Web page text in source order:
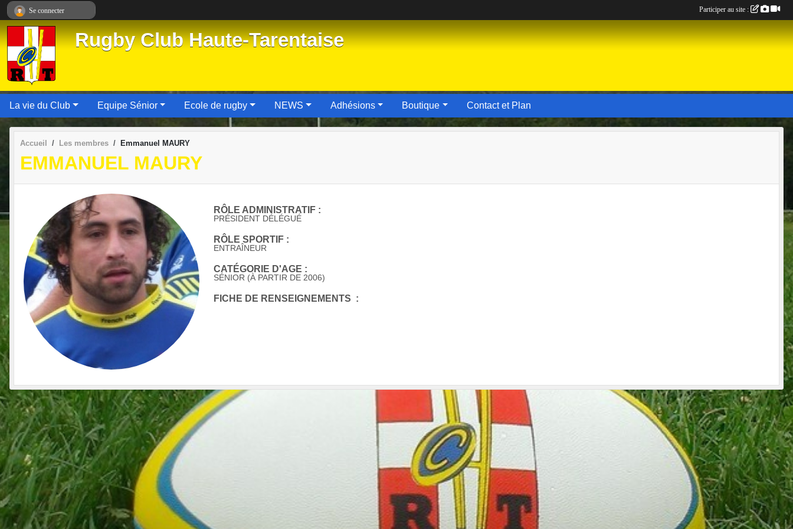
Rugby Club Haute-Tarentaise
La vie du Club Equipe Sénior Ecole de rugby NEWS Adhésions Boutique Contact et Plan
Accueil Les membres Emmanuel MAURY
EMMANUEL MAURY
RÔLE ADMINISTRATIF :
PRÉSIDENT DÉLÉGUÉ
RÔLE SPORTIF :
ENTRAÎNEUR
CATÉGORIE D'AGE :
SÉNIOR (À PARTIR DE 2006)
FICHE DE RENSEIGNEMENTS :
Se connecter Participer au site :
Panneau de gestion des cookies